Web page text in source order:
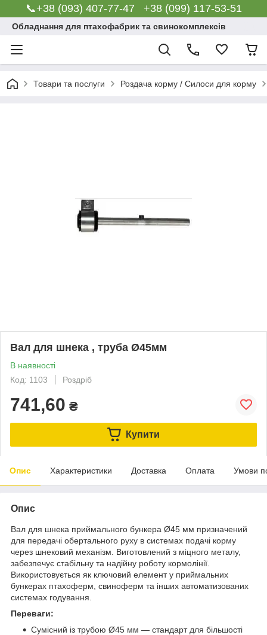
📞+38 (093) 407-77-47 +38 (099) 117-53-51
Обладнання для птахофабрик та свинокомплексів
Товари та послуги Роздача корму / Силоси для корму
Вал для шнека , труба Ø45мм
В наявності
Код: 1103
Роздріб
741,60 ₴
Купити
Опис Характеристики Доставка Оплата Умови
Опис
Вал для шнека приймального бункера Ø45 мм призначений
для передачі обертального руху в системах подачі корму
через шнековий механізм. Виготовлений з міцного металу,
забезпечує стабільну та надійну роботу кормолінії.
Використовується як ключовий елемент у приймальних
бункерах птахоферм, свиноферм та інших автоматизованих
системах годування.
Переваги:
Сумісний із трубою Ø45 мм — стандарт для більшості